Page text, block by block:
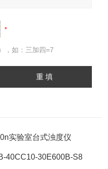
，如：三加四=7
实验室台式浊度仪
40CC10-30E600B-S8